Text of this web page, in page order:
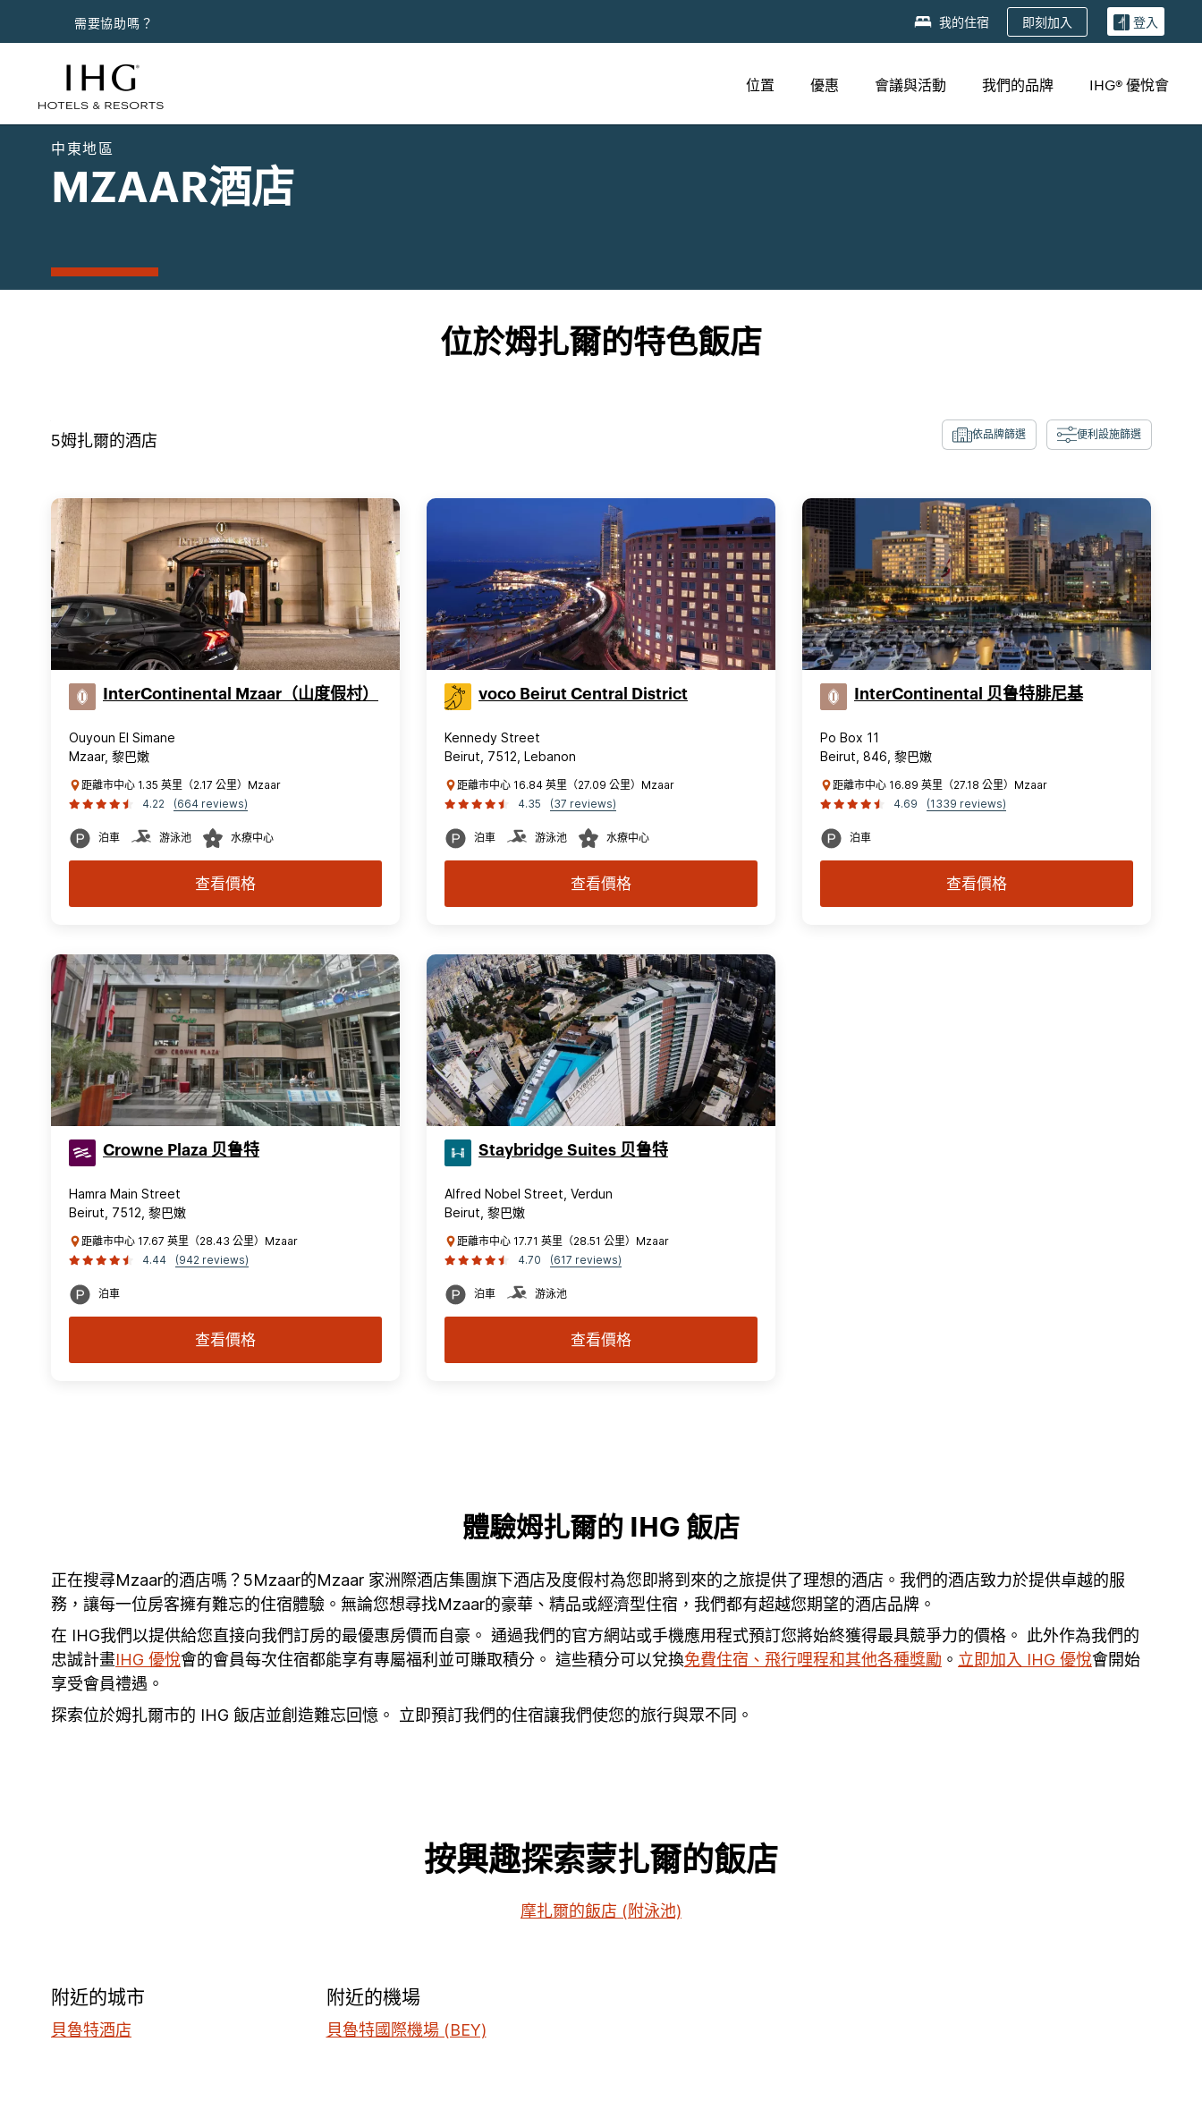
需要協助嗎？ 我的住宿 即刻加入 登入
位置 優惠 會議與活動 我們的品牌 IHG® 優悅會
中東地區
MZAAR酒店
位於姆扎爾的特色飯店
5姆扎爾的酒店 依品牌篩選 便利設施篩選
InterContinental Mzaar（山度假村）
Ouyoun El Simane
Mzaar, 黎巴嫩
距離市中心 1.35 英里（2.17 公里）Mzaar
4.22
(664 reviews)
泊車 游泳池 水療中心
查看價格
voco Beirut Central District
Kennedy Street
Beirut, 7512, Lebanon
距離市中心 16.84 英里（27.09 公里）Mzaar
4.35
(37 reviews)
泊車 游泳池 水療中心
查看價格
InterContinental 贝鲁特腓尼基
Po Box 11
Beirut, 846, 黎巴嫩
距離市中心 16.89 英里（27.18 公里）Mzaar
4.69
(1339 reviews)
泊車
查看價格
Crowne Plaza 贝鲁特
Hamra Main Street
Beirut, 7512, 黎巴嫩
距離市中心 17.67 英里（28.43 公里）Mzaar
4.44
(942 reviews)
泊車
查看價格
Staybridge Suites 贝鲁特
Alfred Nobel Street, Verdun
Beirut, 黎巴嫩
距離市中心 17.71 英里（28.51 公里）Mzaar
4.70
(617 reviews)
泊車 游泳池
查看價格
體驗姆扎爾的 IHG 飯店
正在搜尋Mzaar的酒店嗎？5Mzaar的Mzaar 家洲際酒店集團旗下酒店及度假村為您即將到來的之旅提供了理想的酒店。我們的酒店致力於提供卓越的服
務，讓每一位房客擁有難忘的住宿體驗。無論您想尋找Mzaar的豪華、精品或經濟型住宿，我們都有超越您期望的酒店品牌。
在 IHG我們以提供給您直接向我們訂房的最優惠房價而自豪。 通過我們的官方網站或手機應用程式預訂您將始終獲得最具競爭力的價格。 此外作為我們的
忠誠計畫IHG 優悅會的會員每次住宿都能享有專屬福利並可賺取積分。 這些積分可以兌換免費住宿、飛行哩程和其他各種獎勵 。 立即加入 IHG 優悅會開始
享受會員禮遇。
探索位於姆扎爾市的 IHG 飯店並創造難忘回憶。 立即預訂我們的住宿讓我們使您的旅行與眾不同。
按興趣探索蒙扎爾的飯店
摩扎爾的飯店 (附泳池)
附近的城市
貝魯特酒店
附近的機場
貝魯特國際機場 (BEY)